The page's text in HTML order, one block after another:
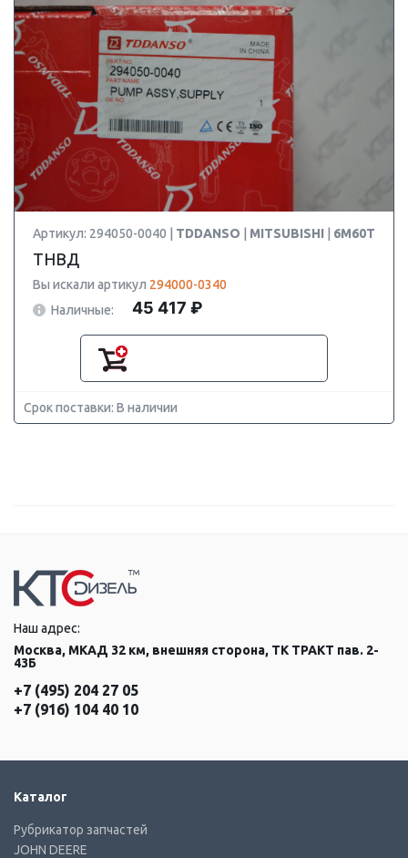
Артикул: 294050-0040 | TDDANSO MITSUBISHI 6M60T
ТНВД
Вы искали артикул 294000-0340
Наличные:
45 417 ₽
Срок поставки: В наличии
Наш адрес:
Москва, МКАД 32 км, внешняя сторона, ТК ТРАКТ пав. 2-
43Б
+7 (495) 204 27 05
+7 (916) 104 40 10
Каталог
Рубрикатор запчастей
JOHN DEERE